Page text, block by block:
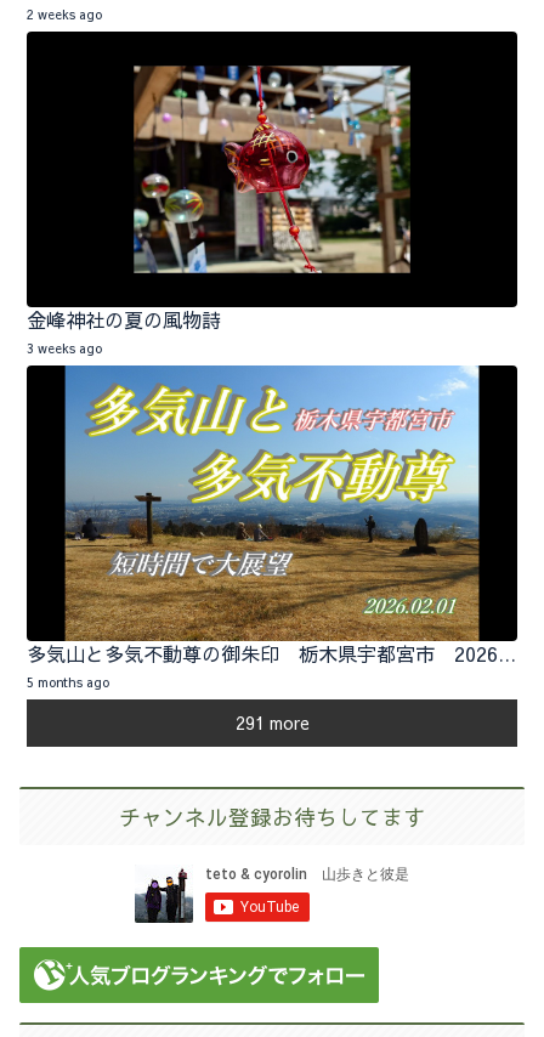
2 weeks ago
金峰神社の夏の風物詩
3 weeks ago
多気山と多気不動尊の御朱印 栃木県宇都宮市 2026.02.01
5 months ago
291 more
チャンネル登録お待ちしてます